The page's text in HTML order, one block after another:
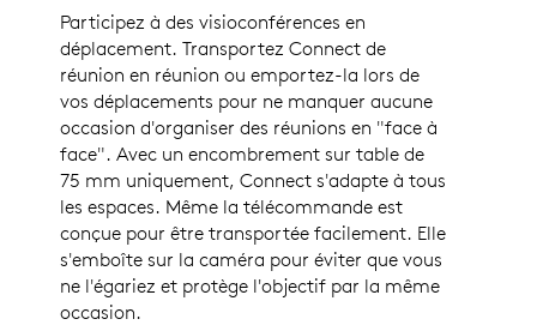
Participez à des visioconférences en
déplacement. Transportez Connect de
réunion en réunion ou emportez-la lors de
vos déplacements pour ne manquer aucune
occasion d'organiser des réunions en "face à
face". Avec un encombrement sur table de
75 mm uniquement, Connect s'adapte à tous
les espaces. Même la télécommande est
conçue pour être transportée facilement. Elle
s'emboîte sur la caméra pour éviter que vous
ne l'égariez et protège l'objectif par la même
occasion.